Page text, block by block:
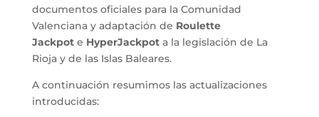
documentos oficiales para la Comunidad
Valenciana y adaptación de Roulette
Jackpot e HyperJackpota la legislación de La
Rioja y de las Islas Baleares.
A continuación resumimos las actualizaciones
introducidas: